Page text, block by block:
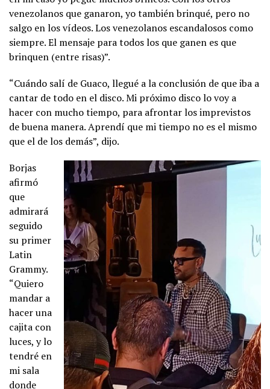
venezolanos que ganaron, yo también brinqué, pero no
salgo en los vídeos. Los venezolanos escandalosos como
siempre. El mensaje para todos los que ganen es que
brinquen (entre risas)”.
“Cuándo salí de Guaco, llegué a la conclusión de que iba a
cantar de todo en el disco. Mi próximo disco lo voy a
hacer con mucho tiempo, para afrontar los imprevistos
de buena manera. Aprendí que mi tiempo no es el mismo
que el de los demás”, dijo.
Borjas
afirmó
que
admirará
seguido
su primer
Latin
Grammy.
“Quiero
mandar a
hacer una
cajita con
luces, y lo
tendré en
mi sala
donde